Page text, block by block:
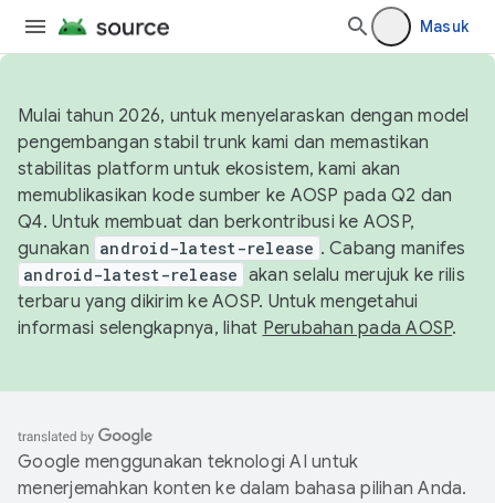
Masuk
Mulai tahun 2026, untuk menyelaraskan dengan model
pengembangan stabil trunk kami dan memastikan
stabilitas platform untuk ekosistem, kami akan
memublikasikan kode sumber ke AOSP pada Q2 dan
Q4. Untuk membuat dan berkontribusi ke AOSP,
gunakan android-latest-release . Cabang manifes
android-latest-release akan selalu merujuk ke rilis
terbaru yang dikirim ke AOSP. Untuk mengetahui
informasi selengkapnya, lihat Perubahan pada AOSP.
Google menggunakan teknologi AI untuk
menerjemahkan konten ke dalam bahasa pilihan Anda.